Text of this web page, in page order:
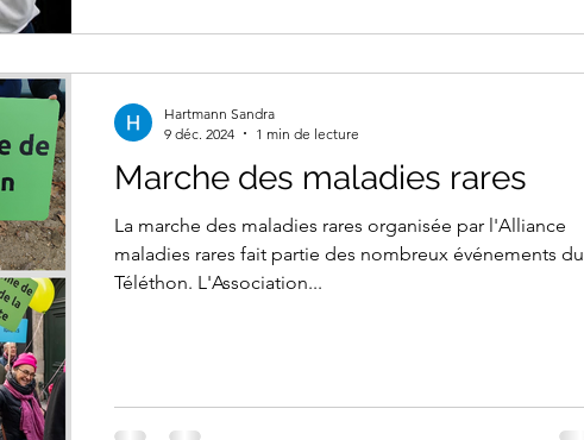
Marche des maladies rares
La marche des maladies rares organisée par l'Alliance
maladies rares fait partie des nombreux événements du
Téléthon. L'Association...
Hartmann Sandra
9 déc. 2024
1 min de lecture